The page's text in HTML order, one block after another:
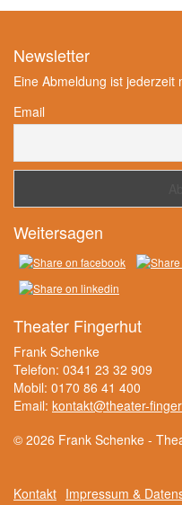
Newsletter
Eine Abmeldung ist jederzeit
Email
Weitersagen
Theater Fingerhut
Frank Schenke
Telefon: 0341 23 32 909
Mobil: 0170 86 41 400
Email: kontakt@theater-
© 2026 Frank Schenke -
Kontakt Impressum &